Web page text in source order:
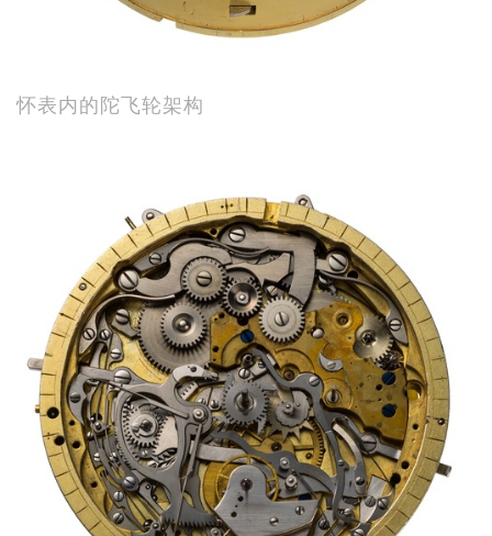
怀表内的陀飞轮架构